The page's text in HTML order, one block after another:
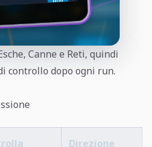
Canne e Reti, quindi
controllo dopo ogni run.
Direzione